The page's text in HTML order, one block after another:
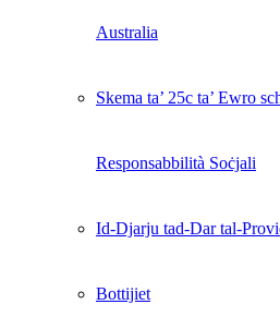
Australia
Skema ta’ 25c ta’ Ewro
Responsabbilità Soċjali
Id-Djarju tad-Dar tal-
Bottijiet